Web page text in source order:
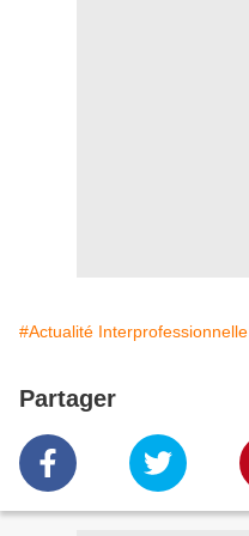
#Actualité Interprofessionnelle
Partager